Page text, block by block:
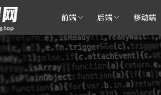
前端 后端 移动端